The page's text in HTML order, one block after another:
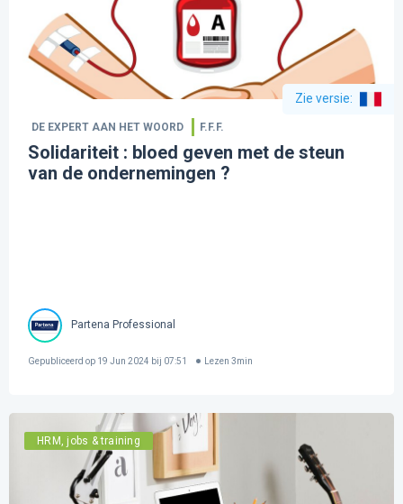
Zie versie:
DE EXPERT AAN HET WOORD F.F.F.
Solidariteit : bloed geven met de steun
van de ondernemingen ?
Partena Professional
Gepubliceerd op 19 Jun 2024 bij 07:51 Lezen 3min
HRM, jobs & training